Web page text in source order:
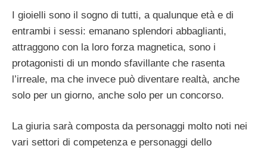
I gioielli sono il sogno di tutti, a qualunque età e di
entrambi i sessi: emanano splendori abbaglianti,
attraggono con la loro forza magnetica, sono i
protagonisti di un mondo sfavillante che rasenta
l’irreale, ma che invece può diventare realtà, anche
solo per un giorno, anche solo per un concorso.
La giuria sarà composta da personaggi molto noti nei
vari settori di competenza e personaggi dello